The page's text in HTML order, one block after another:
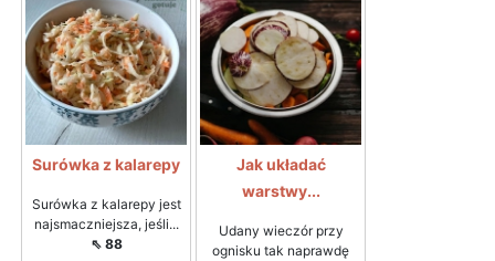
Surówka z kalarepy
Surówka z kalarepy jest
najsmaczniejsza, jeśli...
⇖ 88
Jak układać
warstwy...
Udany wieczór przy
ognisku tak naprawdę